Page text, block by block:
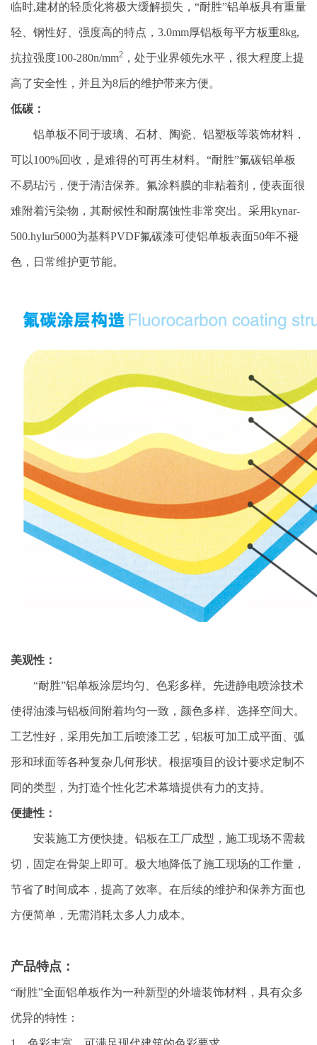
临时,建材的轻质化将极大缓解损失，“耐胜”铝单板具有重量
轻、钢性好、强度高的特点，3.0mm厚铝板每平方板重8kg,
抗拉强度100-280n/mm2 ，处于业界领先水平，很大程度上提
高了安全性，并且为8后的维护带来方便。
低碳：
铝单板不同于玻璃、石材、陶瓷、铝塑板等装饰材料，
可以100%回收，是难得的可再生材料。“耐胜”氟碳铝单板
不易玷污，便于清洁保养。氟涂料膜的非粘着剂，使表面很
难附着污染物，其耐候性和耐腐蚀性非常突出。采用kynar-
500.hylur5000为基料PVDF氟碳漆可使铝单板表面50年不褪
色，日常维护更节能。
美观性：
“耐胜”铝单板涂层均匀、色彩多样。先进静电喷涂技术
使得油漆与铝板间附着均匀一致，颜色多样、选择空间大。
工艺性好，采用先加工后喷漆工艺，铝板可加工成平面、弧
形和球面等各种复杂几何形状。根据项目的设计要求定制不
同的类型，为打造个性化艺术幕墙提供有力的支持。
便捷性：
安装施工方便快捷。铝板在工厂成型，施工现场不需裁
切，固定在骨架上即可。极大地降低了施工现场的工作量，
节省了时间成本，提高了效率。在后续的维护和保养方面也
方便简单，无需消耗太多人力成本。
产品特点：
“耐胜”全面铝单板作为一种新型的外墙装饰材料，具有众多
优异的特性：